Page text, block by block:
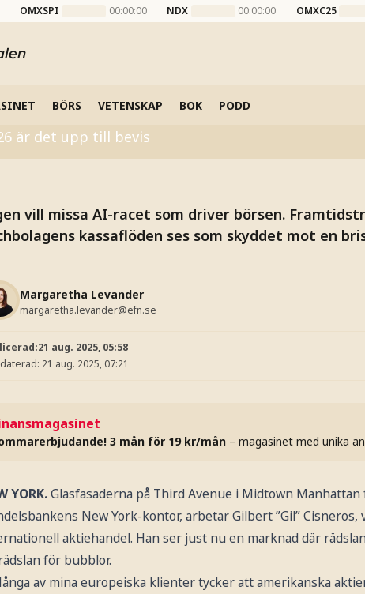
OMXSPI 00:00:00 NDX 00:00:00 OMXC25
BÖRS VETENSKAP BOK PODD
är det upp till bevis
vill missa AI-racet som driver börsen.
kassaflöden ses som skyddet mot en
Margaretha Levander
margaretha.levander@efn.se
21 aug. 2025, 05:58
21 aug. 2025, 07:21
3 mån för 19 kr/mån – magasinet med unika
YORK.Glasfasaderna på Third Avenue i Midtown Manhattan
New York-kontor, arbetar Gilbert ”Gil”
aktiehandel. Han ser just nu en marknad där
för bubblor.
av mina europeiska klienter tycker att amerikanska